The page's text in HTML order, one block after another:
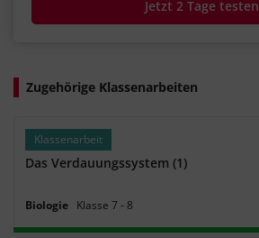
Jetzt 2 Tage testen
Zugehörige Klassenarbeiten
Klassenarbeit
Das Verdauungssystem (1)
Biologie Klasse 7 ‐ 8